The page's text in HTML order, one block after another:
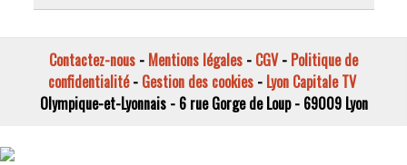
Contactez-nous - Mentions légales - CGV- Politique de
confidentialité- Gestion des cookies- Lyon Capitale TV
Olympique-et-Lyonnais - 6 rue Gorge de Loup - 69009 Lyon